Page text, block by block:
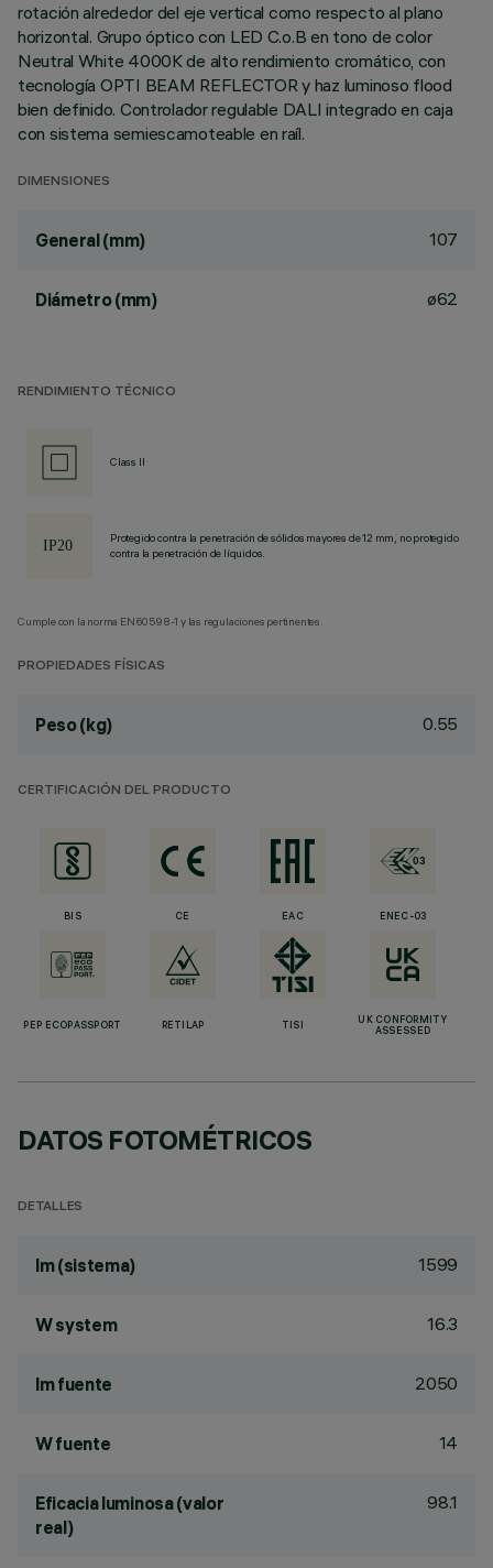
rotación alrededor del eje vertical como respecto al plano
horizontal. Grupo óptico con LED C.o.B en tono de color
Neutral White 4000K de alto rendimiento cromático, con
tecnología OPTI BEAM REFLECTOR y haz luminoso flood
bien definido. Controlador regulable DALI integrado en caja
con sistema semiescamoteable en raíl.
DIMENSIONES
General (mm) 107
Diámetro (mm) ø62
RENDIMIENTO TÉCNICO
Class II
Protegido contra la penetración de sólidos mayores de 12 mm, no protegido
contra la penetración de líquidos.
Cumple con la norma EN60598-1 y las regulaciones pertinentes.
PROPIEDADES FÍSICAS
Peso (kg) 0.55
CERTIFICACIÓN DEL PRODUCTO
BIS CE EAC ENEC-03
PEP ECOPASSPORT RETILAP TISI
UK CONFORMITY
ASSESSED
DATOS FOTOMÉTRICOS
DETALLES
lm (sistema) 1599
W system 16.3
lm fuente 2050
W fuente 14
Eficacia luminosa (valor
real)
98.1